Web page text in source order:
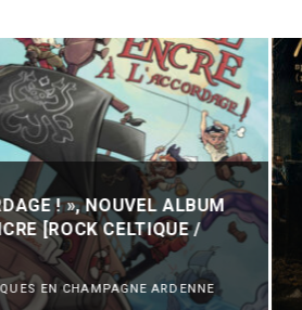
! », NOUVEL ALBUM
[ROCK CELTIQUE /
EN CHAMPAGNE ARDENNE